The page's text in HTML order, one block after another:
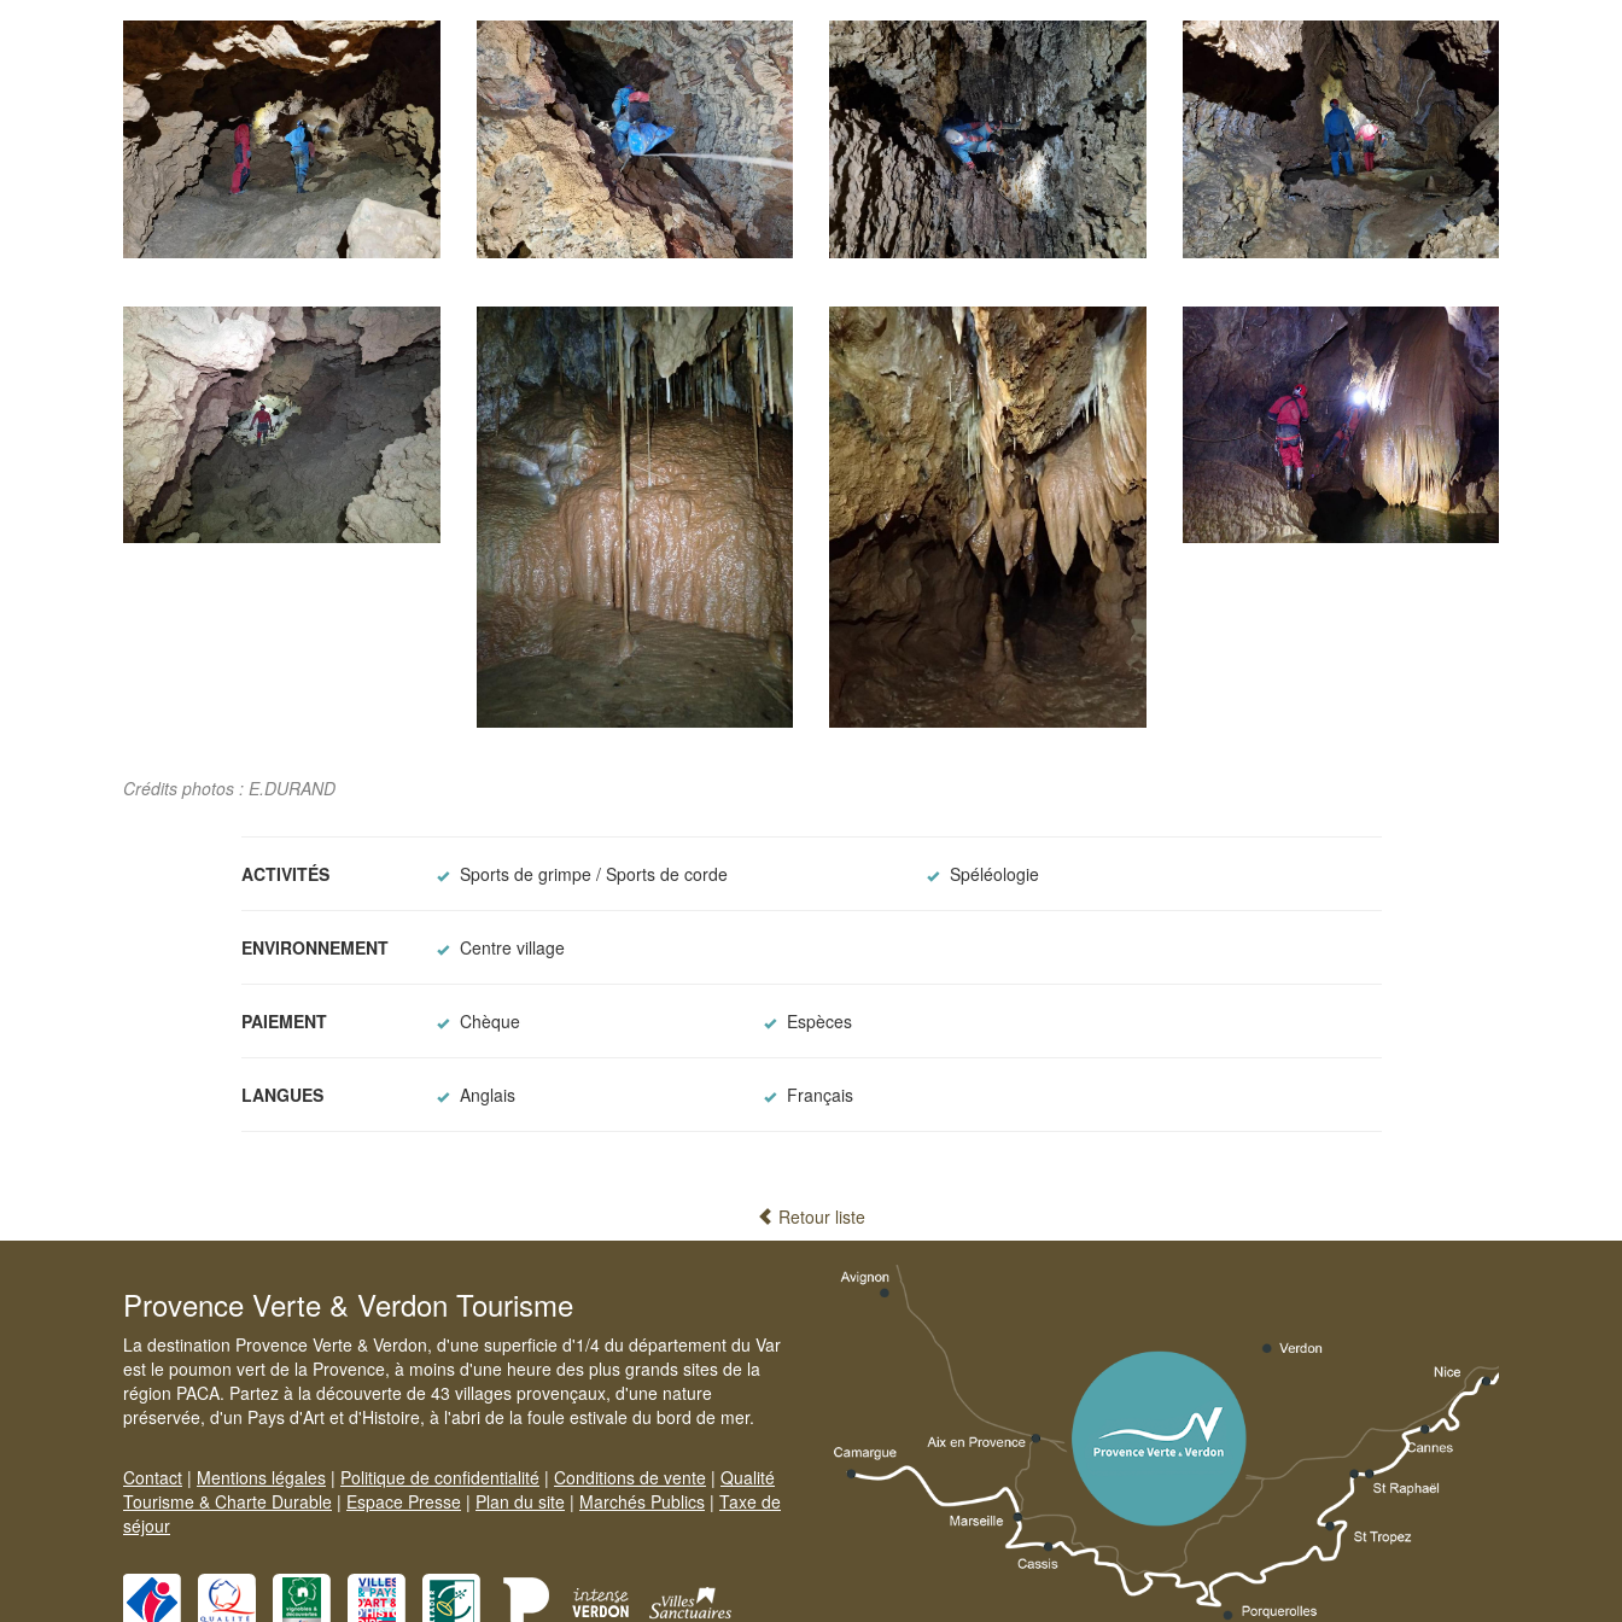
Crédits photos : E.DURAND
ACTIVITÉS Sports de grimpe / Sports de corde Spéléologie
ENVIRONNEMENT Centre village
PAIEMENT Chèque Espèces
LANGUES Anglais Français
Retour liste
Provence Verte & Verdon Tourisme
La destination Provence Verte & Verdon, d'une superficie d'1/4 du département du Var
est le poumon vert de la Provence, à moins d'une heure des plus grands sites de la
région PACA. Partez à la découverte de 43 villages provençaux, d'une nature
préservée, d'un Pays d'Art et d'Histoire, à l'abri de la foule estivale du bord de mer.
Contact | Mentions légales | Politique de confidentialité | Conditions de vente | Qualité
Tourisme & Charte Durable | Espace Presse | Plan du site | Marchés Publics | Taxe de
séjour